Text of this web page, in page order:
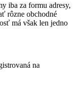
iba za formu adresy,
rôzne obchodné
má však len jedno
na